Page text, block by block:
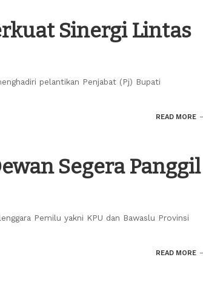
Sinergi Lintas
pelantikan Penjabat (Pj) Bupati
READ MORE
Segera Panggil
Pemilu yakni KPU dan Bawaslu Provinsi
READ MORE